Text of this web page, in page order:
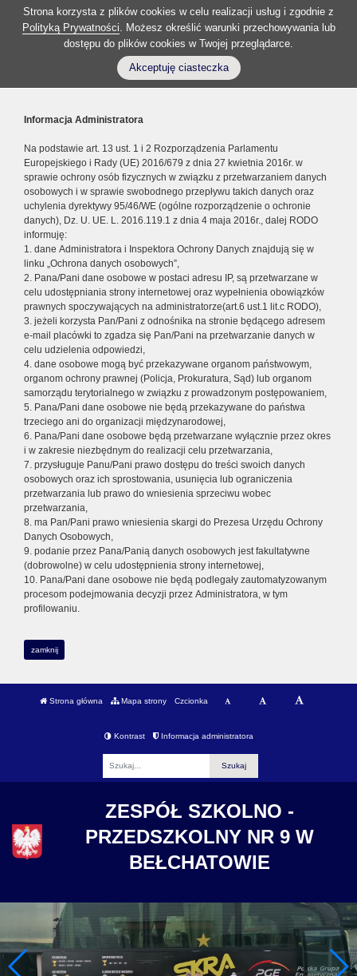
Strona korzysta z plików cookies w celu realizacji usług i zgodnie z
Polityką Prywatności. Możesz określić warunki przechowywania lub
dostępu do plików cookies w Twojej przeglądarce.
Akceptuję ciasteczka
Informacja Administratora
Na podstawie art. 13 ust. 1 i 2 Rozporządzenia Parlamentu
Europejskiego i Rady (UE) 2016/679 z dnia 27 kwietnia 2016r. w
sprawie ochrony osób fizycznych w związku z przetwarzaniem danych
osobowych i w sprawie swobodnego przepływu takich danych oraz
uchylenia dyrektywy 95/46/WE (ogólne rozporządzenie o ochronie
danych), Dz. U. UE. L. 2016.119.1 z dnia 4 maja 2016r., dalej RODO
informuję:
1. dane Administratora i Inspektora Ochrony Danych znajdują się w
linku „Ochrona danych osobowych”,
2. Pana/Pani dane osobowe w postaci adresu IP, są przetwarzane w
celu udostępniania strony internetowej oraz wypełnienia obowiązków
prawnych spoczywających na administratorze(art.6 ust.1 lit.c RODO),
3. jeżeli korzysta Pan/Pani z odnośnika na stronie będącego adresem
e-mail placówki to zgadza się Pan/Pani na przetwarzanie danych w
celu udzielenia odpowiedzi,
4. dane osobowe mogą być przekazywane organom państwowym,
organom ochrony prawnej (Policja, Prokuratura, Sąd) lub organom
samorządu terytorialnego w związku z prowadzonym postępowaniem,
5. Pana/Pani dane osobowe nie będą przekazywane do państwa
trzeciego ani do organizacji międzynarodowej,
6. Pana/Pani dane osobowe będą przetwarzane wyłącznie przez okres
i w zakresie niezbędnym do realizacji celu przetwarzania,
7. przysługuje Panu/Pani prawo dostępu do treści swoich danych
osobowych oraz ich sprostowania, usunięcia lub ograniczenia
przetwarzania lub prawo do wniesienia sprzeciwu wobec
przetwarzania,
8. ma Pan/Pani prawo wniesienia skargi do Prezesa Urzędu Ochrony
Danych Osobowych,
9. podanie przez Pana/Panią danych osobowych jest fakultatywne
(dobrowolne) w celu udostępnienia strony internetowej,
10. Pana/Pani dane osobowe nie będą podlegały zautomatyzowanym
procesom podejmowania decyzji przez Administratora, w tym
profilowaniu.
zamknij
Strona główna Mapa strony Czcionka
Kontrast Informacja administratora
ZESPÓŁ SZKOLNO -
PRZEDSZKOLNY NR 9 W
BEŁCHATOWIE